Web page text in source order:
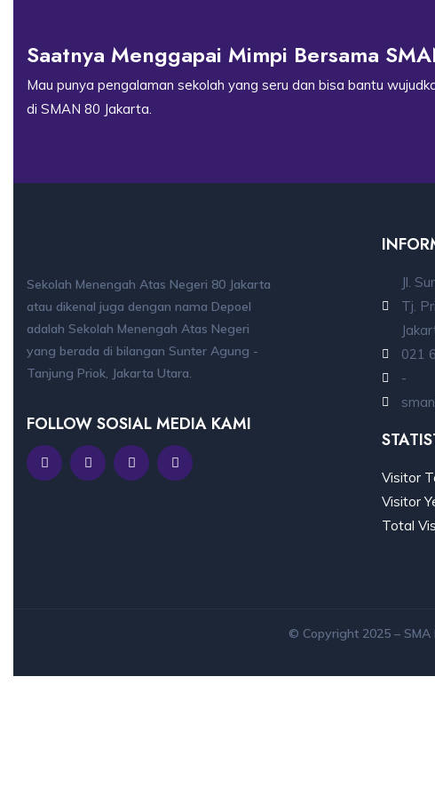
Saatnya Menggapai Mimpi Bersama
Mau punya pengalaman sekolah yang seru dan bisa bantu
di SMAN 80 Jakarta.
Sekolah Menengah Atas Negeri 80 Jakarta
atau dikenal juga dengan nama Depoel
adalah Sekolah Menengah Atas Negeri
yang berada di bilangan Sunter Agung -
Tanjung Priok, Jakarta Utara.
FOLLOW SOSIAL MEDIA KAMI
Jl.
Tj.
021
-
Visitor
Visitor
Total
© Copyright 2025 – SMA